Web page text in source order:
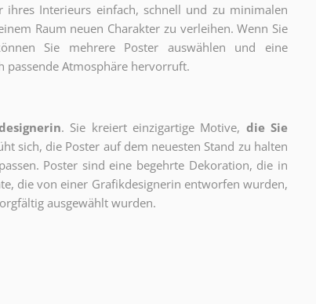
Interieurs einfach, schnell und zu minimalen
Raum neuen Charakter zu verleihen. Wenn Sie
Sie mehrere Poster auswählen und eine
passende Atmosphäre hervorruft.
. Sie kreiert einzigartige Motive, die Sie
sich, die Poster auf dem neuesten Stand zu halten
Poster sind eine begehrte Dekoration, die in
die von einer Grafikdesignerin entworfen wurden,
ausgewählt wurden.